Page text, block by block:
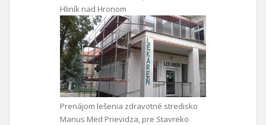
Hliník nad Hronom
Prenájom lešenia zdravotné stredisko
Manus Med Prievidza, pre Stavreko